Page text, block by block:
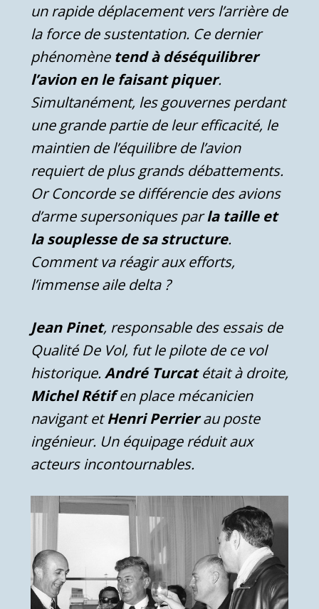
un rapide déplacement vers l’arrière de
la force de sustentation. Ce dernier
phénomène tend à déséquilibrer
l’avion en le faisant piquer.
Simultanément, les gouvernes perdant
une grande partie de leur efficacité, le
maintien de l’équilibre de l’avion
requiert de plus grands débattements.
Or Concorde se différencie des avions
d’arme supersoniques parla taille et
la souplesse de sa structure.
Comment va réagir aux efforts,
l’immense aile delta ?
Jean Pinet, responsable des essais de
Qualité De Vol, fut le pilote de ce vol
historique. André Turcatétait à droite,
Michel Rétifen place mécanicien
navigant etHenri Perrierau poste
ingénieur. Un équipage réduit aux
acteurs incontournables.